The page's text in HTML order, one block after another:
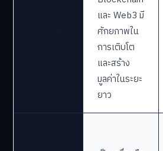
และ Web3 มี
ศักยภาพใน
การเติบโต
และสร้าง
มูลค่าในระยะ
ยาว